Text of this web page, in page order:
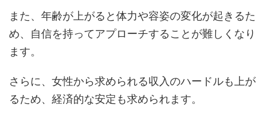
また、年齢が上がると体力や容姿の変化が起きるた
め、自信を持ってアプローチすることが難しくなり
ます。
さらに、女性から求められる収入のハードルも上が
るため、経済的な安定も求められます。